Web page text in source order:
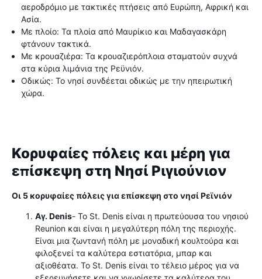
αεροδρόμιο με τακτικές πτήσεις από Ευρώπη, Αφρική και
Ασία.
Με πλοίο: Τα πλοία από Μαυρίκιο και Μαδαγασκάρη
φτάνουν τακτικά.
Με κρουαζιέρα: Τα κρουαζιερόπλοια σταματούν συχνά
στα κύρια λιμάνια της Ρεϋνιόν.
Οδικώς: Το νησί συνδέεται οδικώς με την ηπειρωτική
χώρα.
Κορυφαίες πόλεις και μέρη για
επίσκεψη στη Νησί Ριγιούνιον
Οι 5 κορυφαίες πόλεις για επίσκεψη στο νησί Ρεϊνιόν
Αγ. Denis- Το St. Denis είναι η πρωτεύουσα του νησιού
Reunion και είναι η μεγαλύτερη πόλη της περιοχής.
Είναι μια ζωντανή πόλη με μοναδική κουλτούρα και
φιλοξενεί τα καλύτερα εστιατόρια, μπαρ και
αξιοθέατα. Το St. Denis είναι το τέλειο μέρος για να